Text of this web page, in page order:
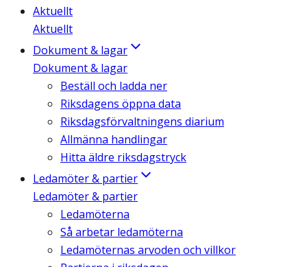
Aktuellt
Aktuellt
Dokument & lagar
Dokument & lagar
Beställ och ladda ner
Riksdagens öppna data
Riksdagsförvaltningens diarium
Allmänna handlingar
Hitta äldre riksdagstryck
Ledamöter & partier
Ledamöter & partier
Ledamöterna
Så arbetar ledamöterna
Ledamöternas arvoden och villkor